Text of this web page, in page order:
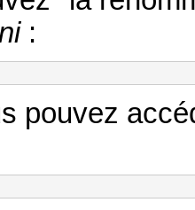
:
pouvez